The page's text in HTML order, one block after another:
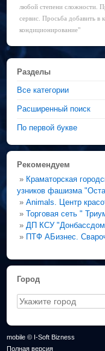
любой степени сложности.
сервис. Просьба добавить в
кондиционирование"
Разделы
Все категории
Расширенный поиск
По первой букве
Рекомендуем
» Краматорская
узников фашизма
»Animals. Центр
»Торговая сеть "
» ДП КСУ
» ПТФ АБизнес.
Город
mobile © I-Soft Bizness
Полная версия